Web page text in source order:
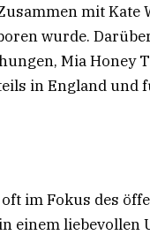
mit Kate
wurde.
Mia Honey
in England und
im Fokus des
einem liebevollen